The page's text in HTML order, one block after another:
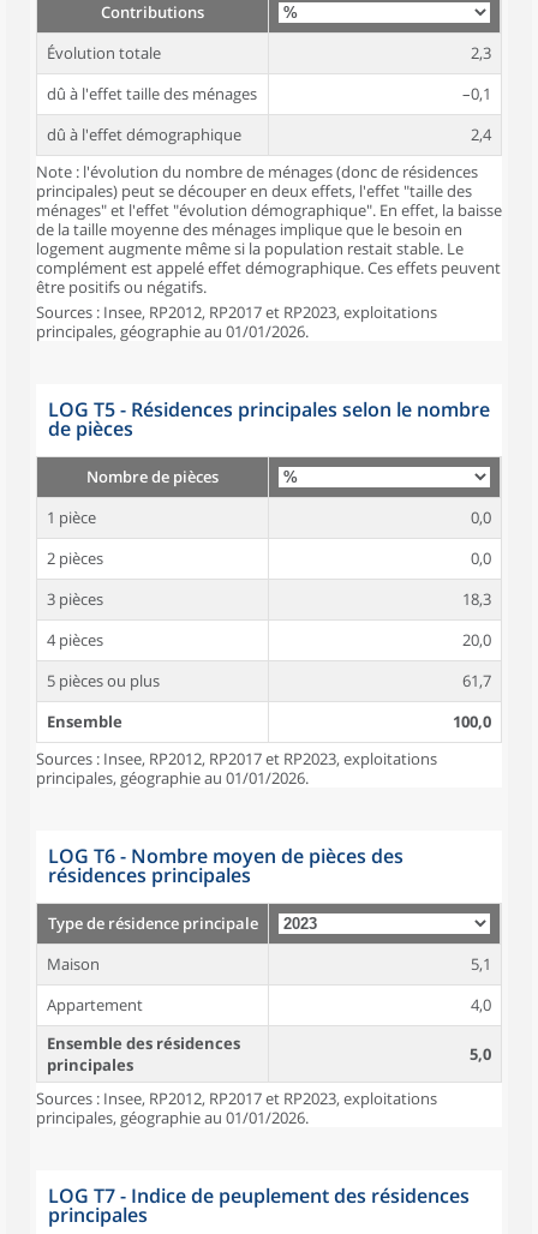
Contributions
Évolution totale
2,3
dû à l'effet taille des ménages
–0,1
dû à l'effet démographique
2,4
Note : l'évolution du nombre de ménages (donc de résidences
principales) peut se découper en deux effets, l'effet "taille des
ménages" et l'effet "évolution démographique". En effet, la baisse
de la taille moyenne des ménages implique que le besoin en
logement augmente même si la population restait stable. Le
complément est appelé effet démographique. Ces effets peuvent
être positifs ou négatifs.
Sources : Insee, RP2012, RP2017 et RP2023, exploitations
principales, géographie au 01/01/2026.
LOG T5 - Résidences principales selon le nombre
de pièces
Nombre de pièces
1 pièce
0,0
2 pièces
0,0
3 pièces
18,3
4 pièces
20,0
5 pièces ou plus
61,7
Ensemble
100,0
Sources : Insee, RP2012, RP2017 et RP2023, exploitations
principales, géographie au 01/01/2026.
LOG T6 - Nombre moyen de pièces des
résidences principales
Type de résidence principale
Maison
5,1
Appartement
4,0
Ensemble des résidences
principales
5,0
Sources : Insee, RP2012, RP2017 et RP2023, exploitations
principales, géographie au 01/01/2026.
LOG T7 - Indice de peuplement des résidences
principales